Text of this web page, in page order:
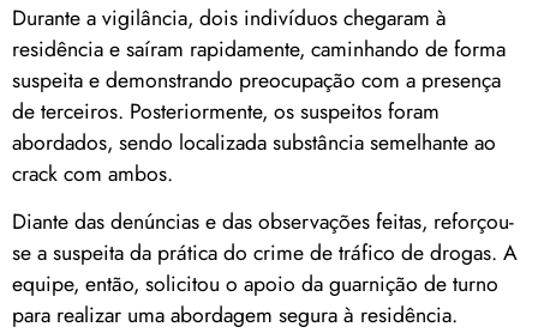
Durante a vigilância, dois indivíduos chegaram à
residência e saíram rapidamente, caminhando de forma
suspeita e demonstrando preocupação com a presença
de terceiros. Posteriormente, os suspeitos foram
abordados, sendo localizada substância semelhante ao
crack com ambos.
Diante das denúncias e das observações feitas, reforçou-
se a suspeita da prática do crime de tráfico de drogas. A
equipe, então, solicitou o apoio da guarnição de turno
para realizar uma abordagem segura à residência.